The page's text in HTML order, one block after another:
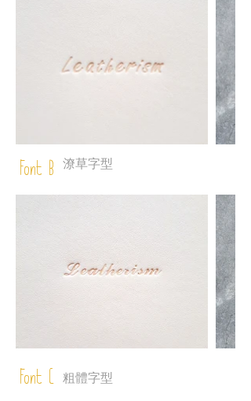
Font B 潦草字型
Font C 粗體字型